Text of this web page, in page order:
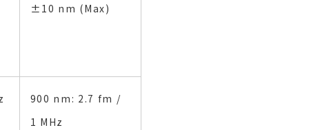
±10 nm (Max)
900 nm: 2.7 fm /
1 MHz